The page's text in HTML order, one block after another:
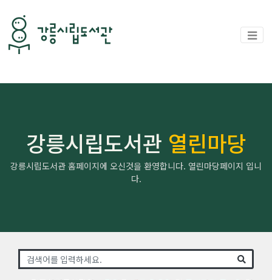
강릉시립도서관 열린마당
강릉시립도서관 홈페이지에 오신것을 환영합니다. 열린마당페이지 입니
다.